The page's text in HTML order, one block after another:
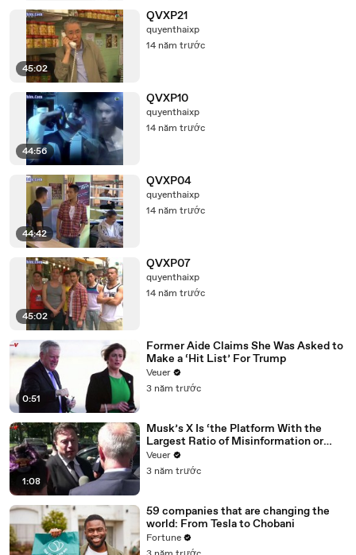
45:02
QVXP21
quyenthaixp
14 năm trước
44:56
QVXP10
quyenthaixp
14 năm trước
44:42
QVXP04
quyenthaixp
14 năm trước
45:02
QVXP07
quyenthaixp
14 năm trước
0:51
Former Aide Claims She Was Asked to
Make a ‘Hit List’ For Trump
Veuer
3 năm trước
1:08
Musk’s X Is ‘the Platform With the
Largest Ratio of Misinformation or
Disinformation’ Amongst All Social
Media Platforms
Veuer
3 năm trước
59 companies that are changing the
world: From Tesla to Chobani
Fortune